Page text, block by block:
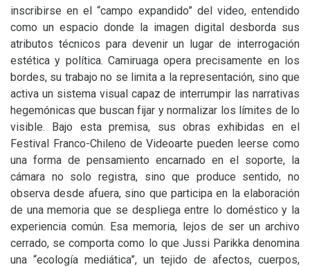
inscribirse en el “campo expandido” del video, entendido
como un espacio donde la imagen digital desborda sus
atributos técnicos para devenir un lugar de interrogación
estética y política. Camiruaga opera precisamente en los
bordes, su trabajo no se limita a la representación, sino que
activa un sistema visual capaz de interrumpir las narrativas
hegemónicas que buscan fijar y normalizar los límites de lo
visible. Bajo esta premisa, sus obras exhibidas en el
Festival Franco-Chileno de Videoarte pueden leerse como
una forma de pensamiento encarnado en el soporte, la
cámara no solo registra, sino que produce sentido, no
observa desde afuera, sino que participa en la elaboración
de una memoria que se despliega entre lo doméstico y la
experiencia común. Esa memoria, lejos de ser un archivo
cerrado, se comporta como lo que Jussi Parikka denomina
una “ecología mediática”, un tejido de afectos, cuerpos,